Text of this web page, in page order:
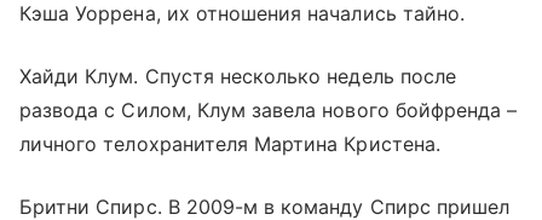
Кэша Уоррена, их отношения начались тайно.
Хайди Клум. Спустя несколько недель после
развода с Силом, Клум завела нового бойфренда –
личного телохранителя Мартина Кристена.
Бритни Спирс. В 2009-м в команду Спирс пришел